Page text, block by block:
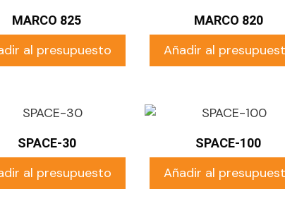
MARCO 825
al presupuesto
MARCO 820
Añadir al
SPACE-30
al presupuesto
SPACE-100
Añadir al